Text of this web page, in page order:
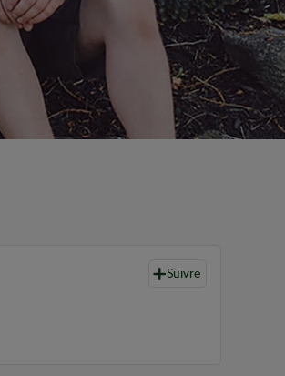
Suivre